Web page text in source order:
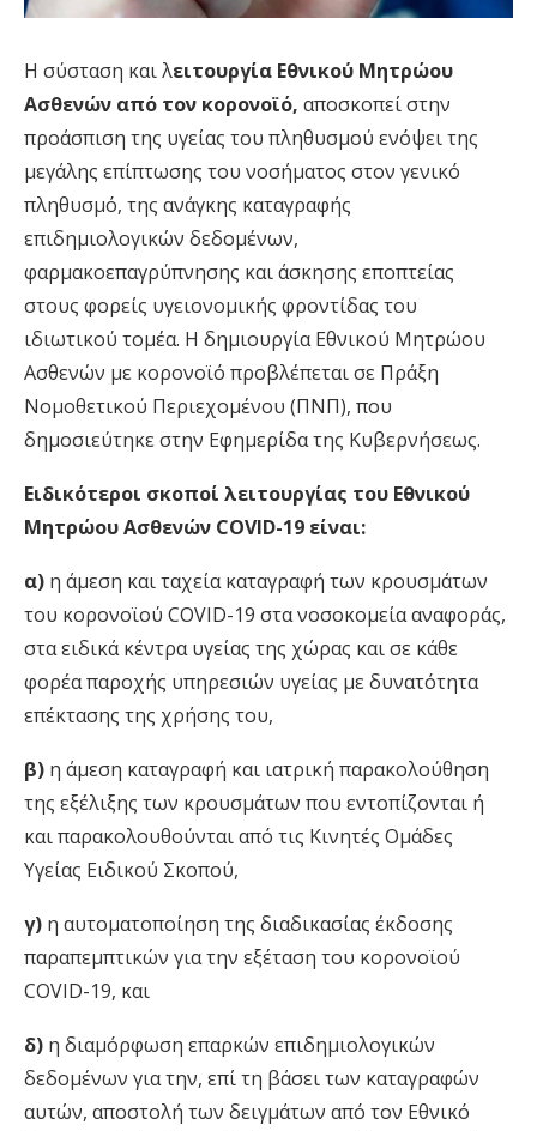
Η σύσταση και λειτουργία Εθνικού Μητρώου
Ασθενών από τον κορονοϊό, αποσκοπεί στην
προάσπιση της υγείας του πληθυσμού ενόψει της
μεγάλης επίπτωσης του νοσήματος στον γενικό
πληθυσμό, της ανάγκης καταγραφής
επιδημιολογικών δεδομένων,
φαρμακοεπαγρύπνησης και άσκησης εποπτείας
στους φορείς υγειονομικής φροντίδας του
ιδιωτικού τομέα. Η δημιουργία Εθνικού Μητρώου
Ασθενών με κορονοϊό προβλέπεται σε Πράξη
Νομοθετικού Περιεχομένου (ΠΝΠ), που
δημοσιεύτηκε στην Εφημερίδα της Κυβερνήσεως.
Ειδικότεροι σκοποί λειτουργίας του Εθνικού
Μητρώου Ασθενών COVID-19 είναι:
α) η άμεση και ταχεία καταγραφή των κρουσμάτων
του κορονοϊού COVID-19 στα νοσοκομεία αναφοράς,
στα ειδικά κέντρα υγείας της χώρας και σε κάθε
φορέα παροχής υπηρεσιών υγείας με δυνατότητα
επέκτασης της χρήσης του,
β) η άμεση καταγραφή και ιατρική παρακολούθηση
της εξέλιξης των κρουσμάτων που εντοπίζονται ή
και παρακολουθούνται από τις Κινητές Ομάδες
Υγείας Ειδικού Σκοπού,
γ) η αυτοματοποίηση της διαδικασίας έκδοσης
παραπεμπτικών για την εξέταση του κορονοϊού
COVID-19, και
δ) η διαμόρφωση επαρκών επιδημιολογικών
δεδομένων για την, επί τη βάσει των καταγραφών
αυτών, αποστολή των δειγμάτων από τον Εθνικό